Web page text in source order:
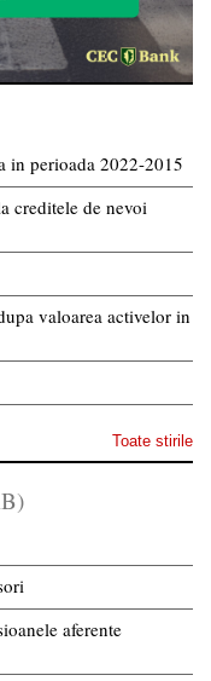
in perioada 2022-2015
creditele de nevoi
valoarea activelor in
Toate stirile
aferente